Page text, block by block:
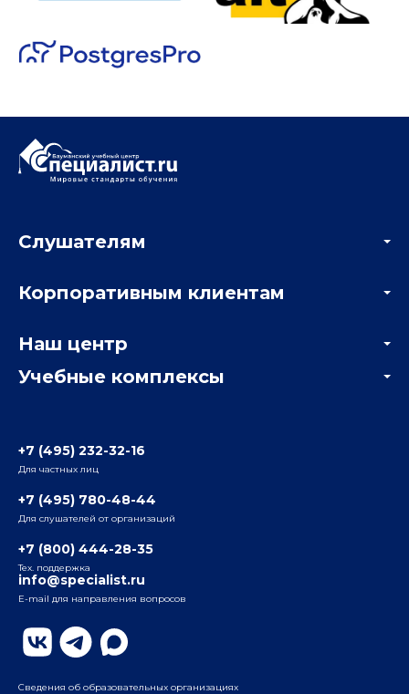
Учебные комплексы
Радио
ул. Радио, д.24, корпус 1, 2-й подъезд, 2-й этаж
ул. Воронцовская, д. 35Б, корп.2, 5-й этаж
Бауманский
ул. Бауманская, д. 6, стр. 2, бизнес-центр «Виктория
Плаза», 4-й этаж
Слушателям
Мастер-классы и вебинары
Корпоративным клиентам
Отзывы компаний
Наш центр
Информация о центре
+7 (495) 232-32-16
Для частных лиц
+7 (495) 780-48-44
Для слушателей от организаций
+7 (800) 444-28-35
Тех. поддержка
info@specialist.ru
E-mail для направления вопросов
Сведения об образовательных организациях